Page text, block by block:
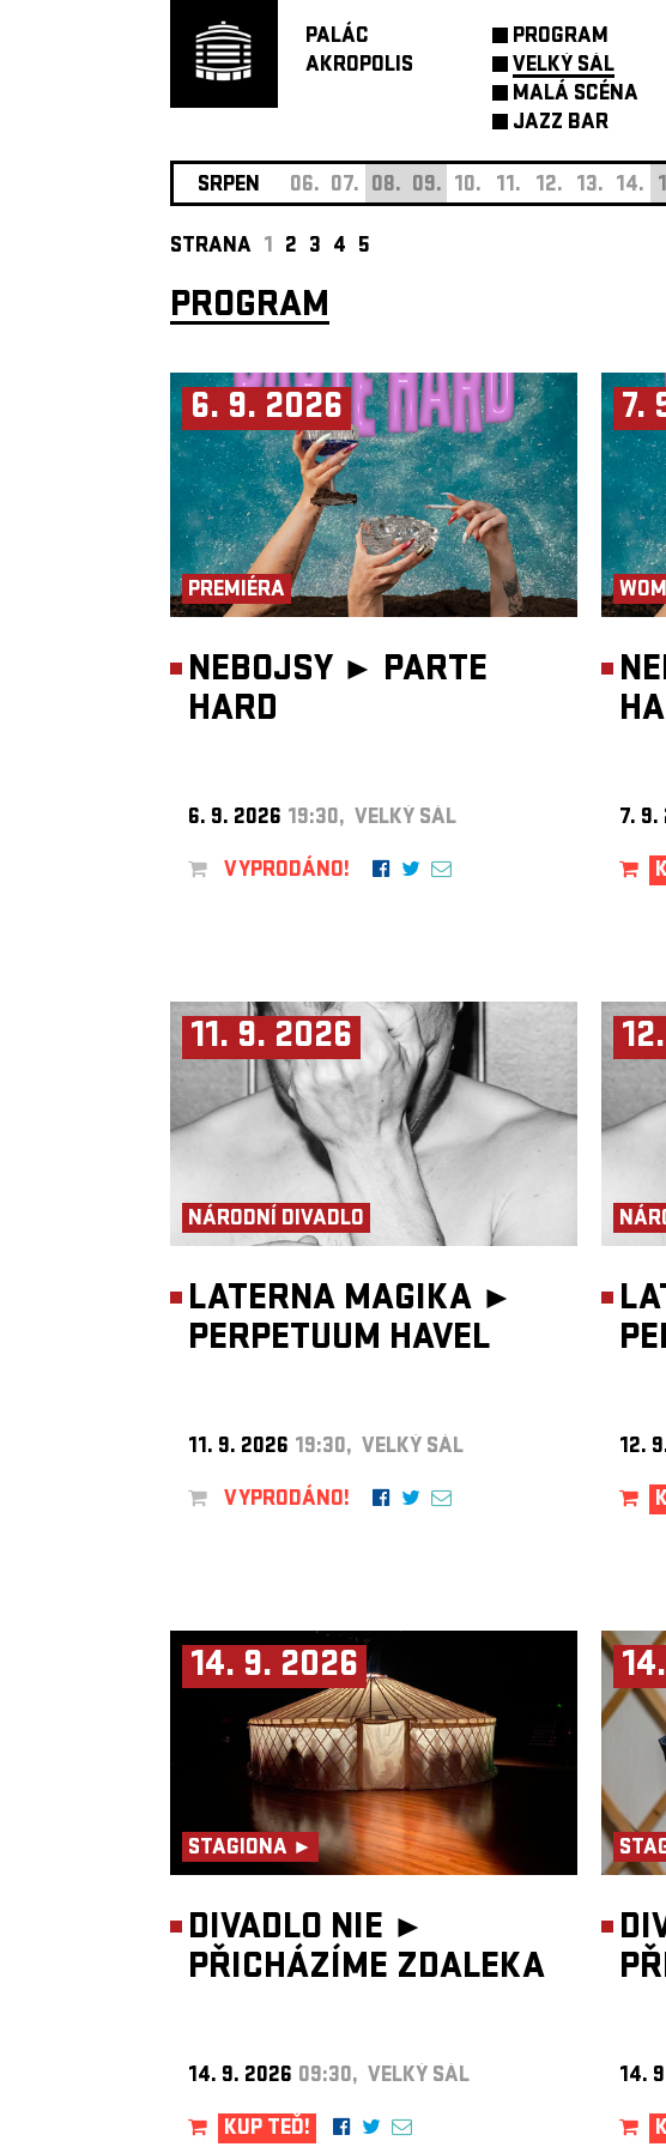
PALÁC
AKROPOLIS
PROGRAM
VELKÝ SÁL
MALÁ SCÉNA
JAZZ BAR
SRPEN 06. 07. 08. 09. 10. 11. 12. 13. 14.
STRANA 1 2 3 4 5
PROGRAM
6. 9. 2026
PREMIÉRA
NEBOJSY ► PARTE
HARD
6. 9. 2026 19:30, VELKÝ SÁL
VYPRODÁNO!
7.
7. 9.
11. 9. 2026
NÁRODNÍ DIVADLO
LATERNA MAGIKA ►
PERPETUUM HAVEL
11. 9. 2026 19:30, VELKÝ SÁL
VYPRODÁNO!
12.
14. 9. 2026
STAGIONA ►
DIVADLO NIE ►
PŘICHÁZÍME ZDALEKA
14. 9. 2026 09:30, VELKÝ SÁL
KUP TEĎ!
14.